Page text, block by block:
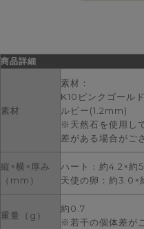
商品詳細
素材
素材：
K10ピンクゴールド
ルビー(1.2mm)
※天然石を使用し
差がある場合がご
縦×横×厚み
（mm）
ハート：約4.2×約
天使の卵：約3.0×
重量（g）
約0.7
※若干の個体差が